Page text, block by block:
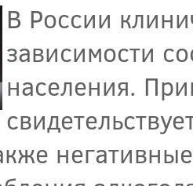
В России
зависимости
населения.